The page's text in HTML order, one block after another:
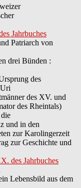
Jahrbuches
Patriarch von
drei Bünden :
des
des XV. und
des Rheintals)
und in den
zur Karolingerzeit
zur Geschichte und
des Jahrbuches
Lebensbild aus dem